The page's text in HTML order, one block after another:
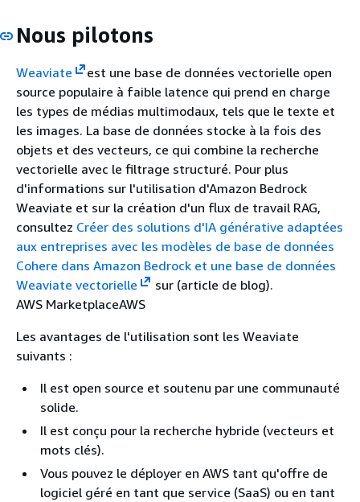
Nous pilotons
Weaviate
est une base de données vectorielle open
source populaire à faible latence qui prend en charge
les types de médias multimodaux, tels que le texte et
les images. La base de données stocke à la fois des
objets et des vecteurs, ce qui combine la recherche
vectorielle avec le filtrage structuré. Pour plus
d'informations sur l'utilisation d'Amazon Bedrock
Weaviate et sur la création d'un flux de travail RAG,
consultez Créer des solutions d'IA générative adaptées
aux entreprises avec les modèles de base de données
Cohere dans Amazon Bedrock et une base de données
Weaviate vectorielle
sur (article de blog).
AWS MarketplaceAWS
Les avantages de l'utilisation sont les Weaviate
suivants :
Il est open source et soutenu par une communauté
solide.
Il est conçu pour la recherche hybride (vecteurs et
mots clés).
Vous pouvez le déployer en AWS tant qu'offre de
logiciel géré en tant que service (SaaS) ou en tant